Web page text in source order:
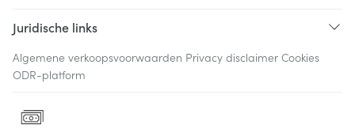
Juridische links
Algemene verkoopsvoorwaarden Privacy disclaimer Cookies
ODR-platform